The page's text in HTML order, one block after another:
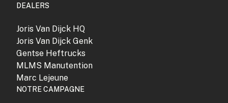
DEALERS
Joris Van Dijck HQ
Joris Van Dijck Genk
Gentse Heftrucks
MLMS Manutention
Marc Lejeune
NOTRE CAMPAGNE